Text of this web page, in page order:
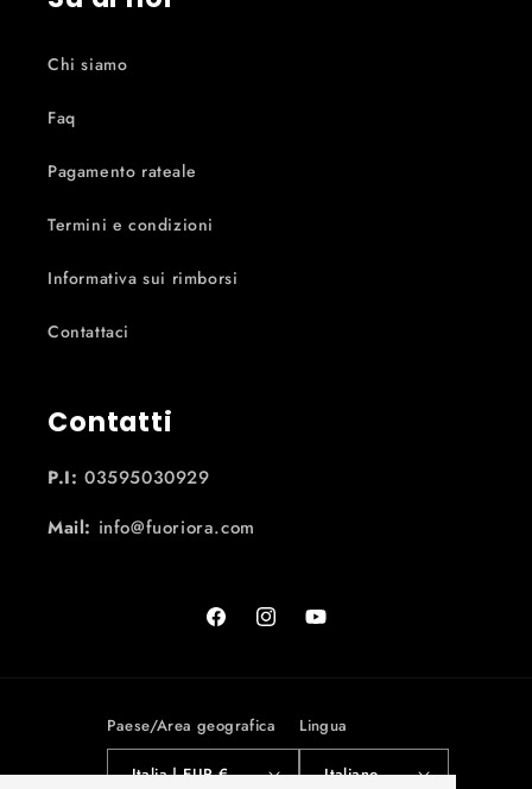
Chi siamo
Faq
Pagamento rateale
Termini e condizioni
Informativa sui rimborsi
Contattaci
Contatti
P.I: 03595030929
Mail: info@fuoriora.com
FacebookInstagramYouTube
Paese/Area geografica
Italia | EUR €
Lingua
Italiano